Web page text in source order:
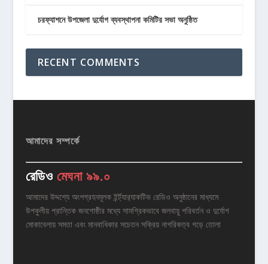
চরফ্যাশনে উপজেলা দুর্যোগ ব্যবস্থাপনা কমিটির সভা অনুষ্ঠিত
RECENT COMMENTS
আমাদের সম্পর্কে
রেডিও মেঘনা ৯৯.০
আমাদের উদ্দশ্যে অংশগ্রহনমূলক ইর্ন্ট্যার‌্যাকটিভ রেডিও অনুষ্ঠানের মাধ্যমে
উপকুলীয় প্রান্তিক জনগোষ্ঠীর মধ্যে সামগ্রিকভাবে জলবায়ু পরিবর্তন ও দুর্যোগ
মোকাবেলায় সমতা এবং মানবাধিকার সচেতন সক্রিয় নাগরিকত্ব গড়ে তোলা